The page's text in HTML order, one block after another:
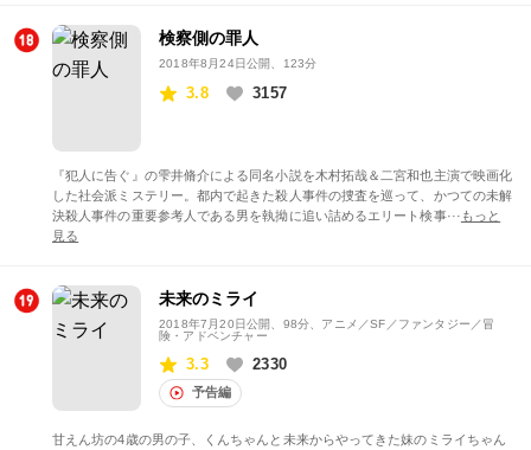
検察側の罪人
2018年8月24日公開 、123分
3.8 3157
『犯人に告ぐ』の雫井脩介による同名小説を木村拓哉＆二宮和也主演で映画化
した社会派ミステリー。都内で起きた殺人事件の捜査を巡って、かつての未解
決殺人事件の重要参考人である男を執拗に追い詰めるエリート検事··· もっと
見る
未来のミライ
2018年7月20日公開
、98分、アニメ／SF／ファンタジー／冒
険・アドベンチャー
3.3 2330
予告編
甘えん坊の4歳の男の子、くんちゃんと未来からやってきた妹のミライちゃん